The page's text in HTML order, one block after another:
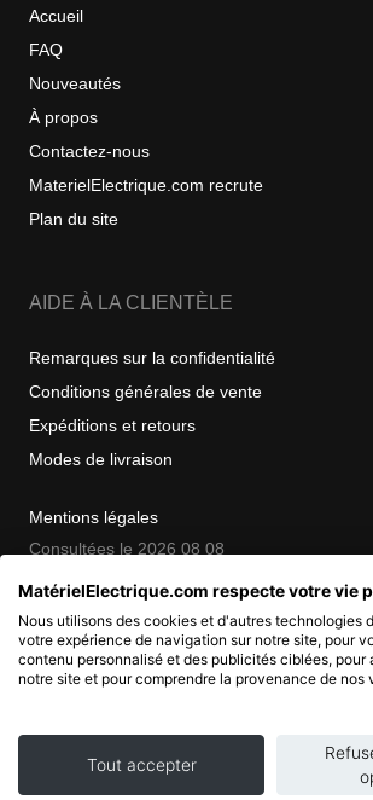
Accueil
FAQ
Nouveautés
À propos
Contactez-nous
MaterielElectrique.com recrute
Plan du site
AIDE À LA CLIENTÈLE
Remarques sur la confidentialité
Conditions générales de vente
Expéditions et retours
Modes de livraison
Mentions légales
Consultées le 2026 08 08
COPYRIGHT
© 2007 - 2026 Nimbanet
MatérielElectrique.com respecte votre vie
Nous utilisons des cookies et d'autres technologies
votre expérience de navigation sur notre site, pour
contenu personnalisé et des publicités ciblées, pour
notre site et pour comprendre la provenance de nos
Tout accepter